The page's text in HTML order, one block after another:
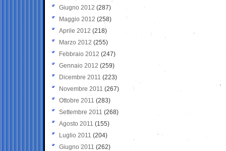
Giugno 2012 (287)
Maggio 2012 (258)
Aprile 2012 (218)
Marzo 2012 (255)
Febbraio 2012 (247)
Gennaio 2012 (259)
Dicembre 2011 (223)
Novembre 2011 (267)
Ottobre 2011 (283)
Settembre 2011 (268)
Agosto 2011 (155)
Luglio 2011 (204)
Giugno 2011 (262)